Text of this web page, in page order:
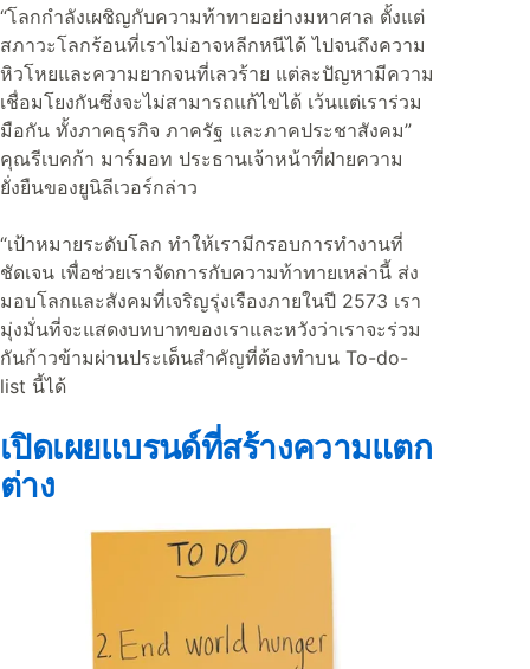
“โลกกำลังเผชิญกับความท้าทายอย่างมหาศาล ตั้งแต่
สภาวะโลกร้อนที่เราไม่อาจหลีกหนีได้ ไปจนถึงความ
หิวโหยและความยากจนที่เลวร้าย แต่ละปัญหามีความ
เชื่อมโยงกันซึ่งจะไม่สามารถแก้ไขได้ เว้นแต่เราร่วม
มือกัน ทั้งภาคธุรกิจ ภาครัฐ และภาคประชาสังคม”
คุณรีเบคก้า มาร์มอท ประธานเจ้าหน้าที่ฝ่ายความ
ยั่งยืนของยูนิลีเวอร์กล่าว
“เป้าหมายระดับโลก ทำให้เรามีกรอบการทำงานที่
ชัดเจน เพื่อช่วยเราจัดการกับความท้าทายเหล่านี้ ส่ง
มอบโลกและสังคมที่เจริญรุ่งเรืองภายในปี 2573 เรา
มุ่งมั่นที่จะแสดงบทบาทของเราและหวังว่าเราจะร่วม
กันก้าวข้ามผ่านประเด็นสำคัญที่ต้องทำบน To-do-
list นี้ได้
เปิดเผยแบรนด์ที่สร้างความแตก
ต่าง